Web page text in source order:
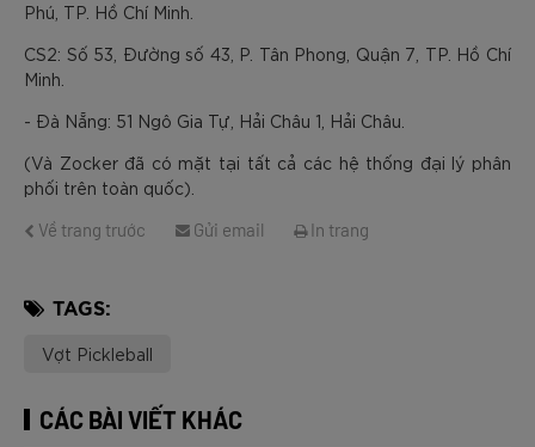
Phú, TP. Hồ Chí Minh.
CS2: Số 53, Đường số 43, P. Tân Phong, Quận 7, TP. Hồ Chí
Minh.
- Đà Nẵng: 51 Ngô Gia Tự, Hải Châu 1, Hải Châu.
(Và Zocker đã có mặt tại tất cả các hệ thống đại lý phân
phối trên toàn quốc).
Về trang trước
Gửi email In trang
TAGS:
Vợt Pickleball
CÁC BÀI VIẾT KHÁC